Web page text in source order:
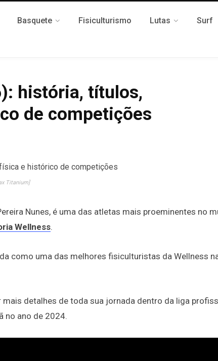
Basquete Fisiculturismo Lutas Surf
história, títulos,
de competições
Titanium]
Nunes, é uma das atletas mais proeminentes no
Wellness.
como uma das melhores fisiculturistas da Wellness
detalhes de toda sua jornada dentro da liga
no ano de 2024.